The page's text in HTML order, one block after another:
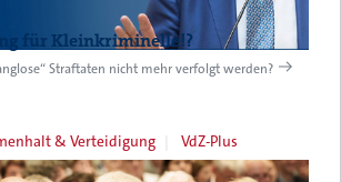
für Kleinkriminelle!?
Straftaten nicht mehr verfolgt werden?
& Verteidigung VdZ-Plus